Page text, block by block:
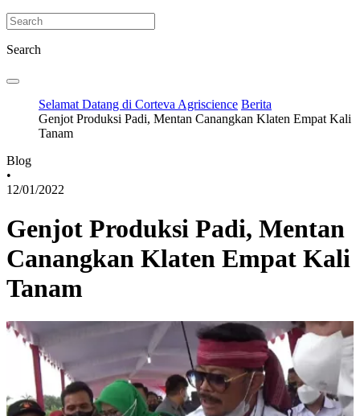
Search
Selamat Datang di Corteva Agriscience Berita
Genjot Produksi Padi, Mentan Canangkan Klaten Empat Kali
Tanam
Blog
•
12/01/2022
Genjot Produksi Padi, Mentan
Canangkan Klaten Empat Kali
Tanam